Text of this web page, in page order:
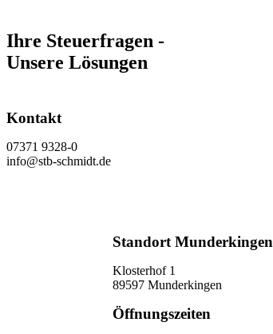
Ihre Steuerfragen -
Unsere Lösungen
Kontakt
07371 9328-0
info@stb-schmidt.de
Standort Munderkingen
Klosterhof 1
89597 Munderkingen
Öffnungszeiten